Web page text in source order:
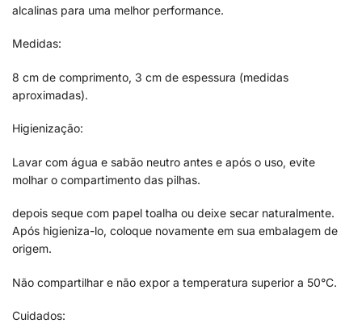
alcalinas para uma melhor performance.
Medidas:
8 cm de comprimento, 3 cm de espessura (medidas
aproximadas).
Higienização:
Lavar com água e sabão neutro antes e após o uso, evite
molhar o compartimento das pilhas.
depois seque com papel toalha ou deixe secar naturalmente.
Após higieniza-lo, coloque novamente em sua embalagem de
origem.
Não compartilhar e não expor a temperatura superior a 50°C.
Cuidados: